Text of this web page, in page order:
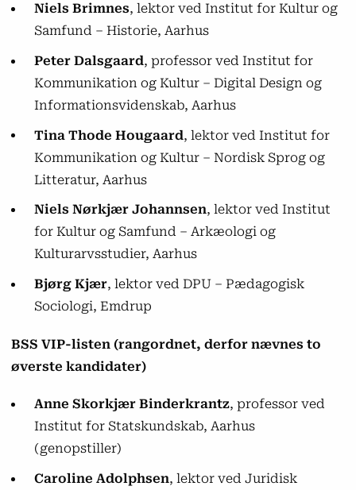
Niels Brimnes, lektor ved Institut for Kultur og
Samfund – Historie, Aarhus
Peter Dalsgaard, professor ved Institut for
Kommunikation og Kultur – Digital Design og
Informationsvidenskab, Aarhus
Tina Thode Hougaard, lektor ved Institut for
Kommunikation og Kultur – Nordisk Sprog og
Litteratur, Aarhus
Niels Nørkjær Johannsen, lektor ved Institut
for Kultur og Samfund – Arkæologi og
Kulturarvsstudier, Aarhus
Bjørg Kjær, lektor ved DPU – Pædagogisk
Sociologi, Emdrup
BSS VIP-listen (rangordnet, derfor nævnes to
øverste kandidater)
Anne Skorkjær Binderkrantz, professor ved
Institut for Statskundskab, Aarhus
(genopstiller)
Caroline Adolphsen, lektor ved Juridisk